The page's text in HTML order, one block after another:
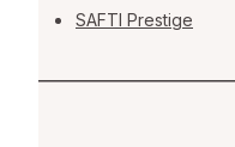
SAFTI Prestige